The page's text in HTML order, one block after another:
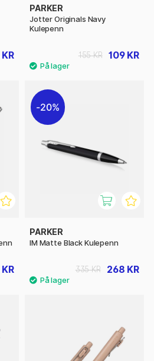
PARKER
Jotter Originals Navy
Kulepenn
109 KR
155 KR
20%
PARKER
IM Matte Black Kulepenn
268 KR
335 KR